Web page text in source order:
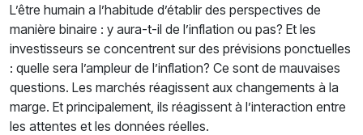
L’être humain a l’habitude d’établir des perspectives de
manière binaire : y aura-t-il de l’inflation ou pas? Et les
investisseurs se concentrent sur des prévisions ponctuelles
: quelle sera l’ampleur de l’inflation? Ce sont de mauvaises
questions. Les marchés réagissent aux changements à la
marge. Et principalement, ils réagissent à l’interaction entre
les attentes et les données réelles.